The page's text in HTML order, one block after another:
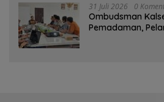
31 Juli 2026 0
Ombudsman
Pemadaman,